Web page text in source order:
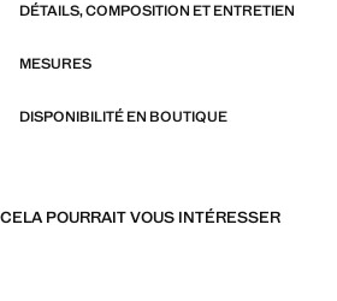
DÉTAILS, COMPOSITION ET ENTRETIEN
MESURES
DISPONIBILITÉ EN BOUTIQUE
CELA POURRAIT VOUS INTÉRESSER